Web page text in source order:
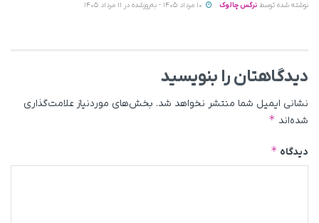
نوشته شده توسط نرگس چالوک
دیدگاهتان را بنویسید
نشانی ایمیل شما منتشر نخواهد شد. بخش‌های موردنیاز علامت‌گذاری
شده‌اند *
دیدگاه *